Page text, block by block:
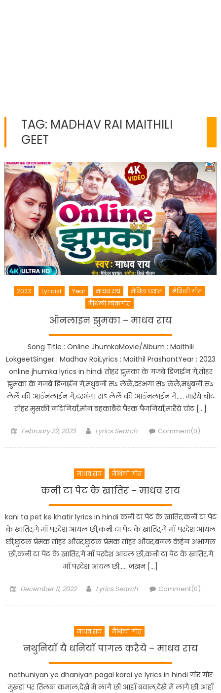
TAG: MADHAV RAI MAITHILI
GEET
2023 Lyricist Year माधव राय मैथिल प्रशांत
मैथिली गीत
मैथिली लोकगीत
ऑनलाइन झुमका – माधव राय
Song Title : Online JhumkaMovie/Album : Maithili
LokgeetSinger : Madhav RaiLyrics : Maithil PrashantYear : 2023
online jhumka lyrics in hindi तोहर झुमका के गजबे डिजाईन गे,तोहर
झुमका के गजबे डिजाईन गे,मधुबनी सऽ लेलैं,दरभंगा सऽ लेलैं,मधुबनी सऽ
लेलैं की आॅनलाईन गे,दरभंगा सऽ लेलैं की आॅनलाईन गे….. मारैये चोट
तोहर मुसकी नटिनियाँ,मोन बहकाबैये पैरक पैजनियाँ,मारैये चोट […]
Posted
February 22, 2023 Author
Lyrics Search Comment(0)
माधव राय मैथिली गीत
कनी टा पेट के खातिर – माधव राय
kani ta pet ke khatir lyrics in hindi कनी टा पेट के खातिर,कनी टा पेट
के खातिर,गे माँ परदेश आयल छी,कनी टा पेट के खातिर,गे माँ परदेश आयल
छी,छुटल प्रेमक तोहर आँचर,छुटल प्रेमक तोहर आँचर,बनल केहेन अभागल
छी,कनी टा पेट के खातिर,गे माँ परदेश आयल छी,कनी टा पेट के खातिर,गे
माँ परदेश आयल छी….. जखन […]
Posted
December 11, 2022 Author
Lyrics Search Comment(0)
माधव राय मैथिली गीत
नथुनियाँ यै धनियाँ पागल करैये – माधव राय
nathuniyan ye dhaniyan pagal karai ye lyrics in hindi गोर गोर
मुखड़ा पर तिलबा कमाल,देखै में लागै छी आहाँ बवाल,देखै में लागै छी आहाँ